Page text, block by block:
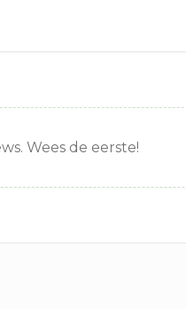
Wees de eerste!